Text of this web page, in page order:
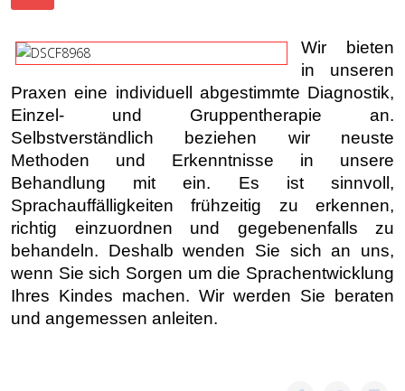
Wir bieten
in unseren
Praxen eine individuell abgestimmte Diagnostik,
Einzel- und Gruppentherapie an.
Selbstverständlich beziehen wir neuste
Methoden und Erkenntnisse in unsere
Behandlung mit ein. Es ist sinnvoll,
Sprachauffälligkeiten frühzeitig zu erkennen,
richtig einzuordnen und gegebenenfalls zu
behandeln. Deshalb wenden Sie sich an uns,
wenn Sie sich Sorgen um die Sprachentwicklung
Ihres Kindes machen. Wir werden Sie beraten
und angemessen anleiten.